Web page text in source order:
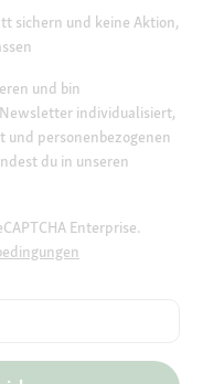
sichern und keine Aktion,
und bin
individualisiert,
personenbezogenen
du in unseren
Enterprise.